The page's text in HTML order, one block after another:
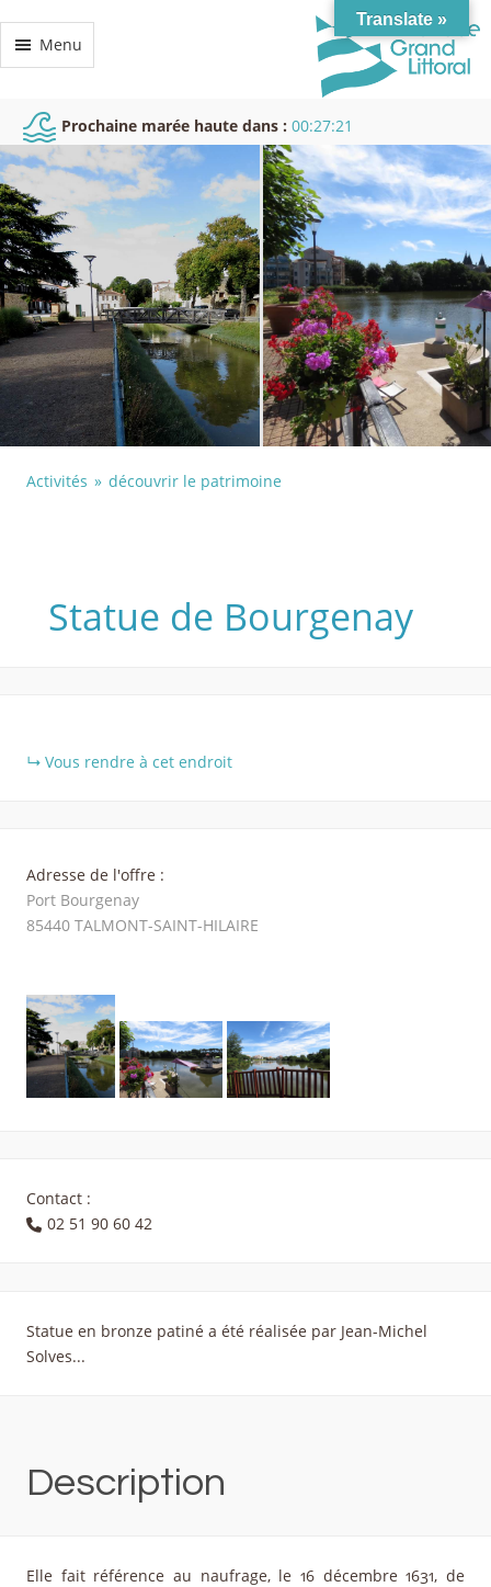
Menu
Prochaine marée haute dans : 00:27:21
Activités découvrir le patrimoine
Statue de Bourgenay
Vous rendre à cet endroit
Adresse de l'offre :
Port Bourgenay
85440 TALMONT-SAINT-HILAIRE
Contact :
02 51 90 60 42
Statue en bronze patiné a été réalisée par Jean-Michel
Solves...
Description
Elle fait référence au naufrage, le 16 décembre 1631, de
Translate »